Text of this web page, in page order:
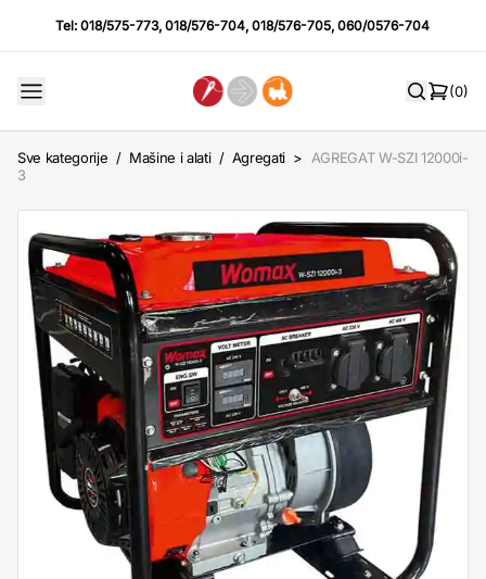
Tel:018/575-773,018/576-704,018/576-705,060/0576-704
(0)
Sve kategorije / Mašine i alati / Agregati > AGREGAT W-SZI 12000i-
3